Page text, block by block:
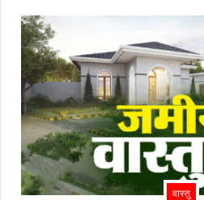
वास्तु